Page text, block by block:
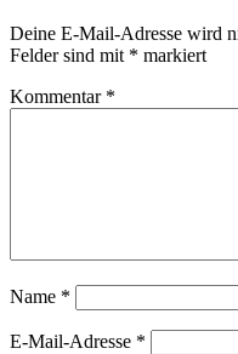
Deine E-Mail-Adresse wird
Felder sind mit * markiert
Kommentar *
Name *
E-Mail-Adresse *